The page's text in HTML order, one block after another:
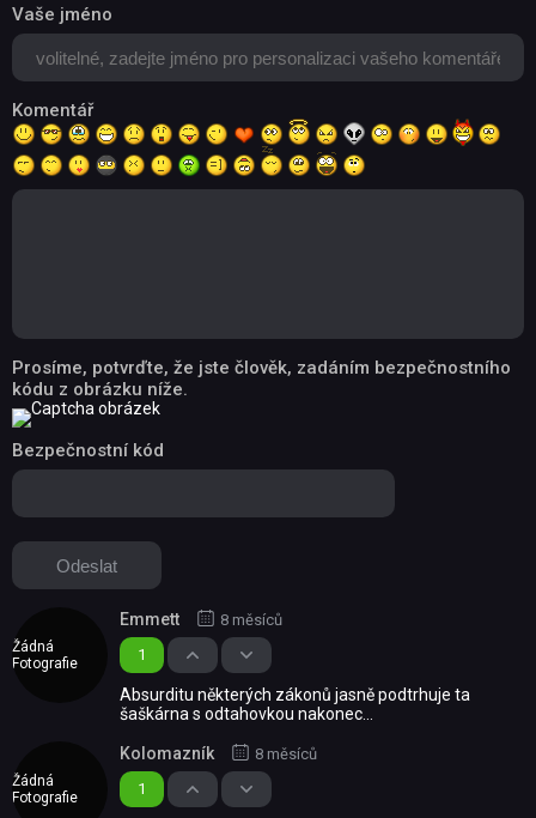
Vaše jméno
Komentář
Prosíme, potvrďte, že jste člověk, zadáním bezpečnostního
kódu z obrázku níže.
Bezpečnostní kód
Žádná
Fotografie
1
Emmett 8 měsíců
Absurditu některých zákonů jasně podtrhuje ta
šaškárna s odtahovkou nakonec...
Žádná
Fotografie
1
Kolomazník 8 měsíců